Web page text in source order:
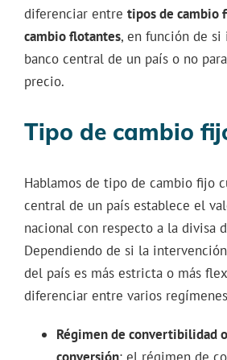
diferenciar entre tipos de cambio
cambio flotantes, en función de
banco central de un país o no
precio.
Tipo de cambio
Hablamos de tipo de cambio fijo
central de un país establece el
nacional con respecto a la divisa
Dependiendo de si la
del país es más estricta o más
diferenciar entre varios
Régimen de convertibilidad